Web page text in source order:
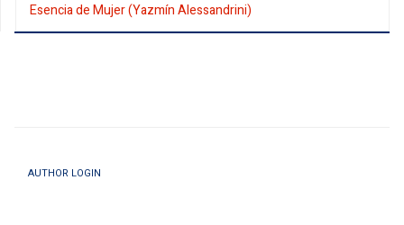
Esencia de Mujer (Yazmín Alessandrini)
AUTHOR LOGIN